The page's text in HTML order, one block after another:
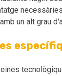
un alt grau